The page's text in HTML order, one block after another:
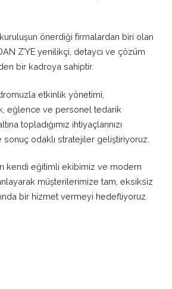
önerdiği firmalardan biri olan
Z’YE yenilikçi, detaycı ve çözüm
bir kadroya sahiptir.
etkinlik yönetimi,
eğlence ve personel tedarik
topladığımız ihtiyaçlarınızı
sonuç odaklı stratejiler geliştiriyoruz.
kendi eğitimli ekibimiz ve modern
müşterilerimize tam, eksiksiz
bir hizmet vermeyi hedefliyoruz.